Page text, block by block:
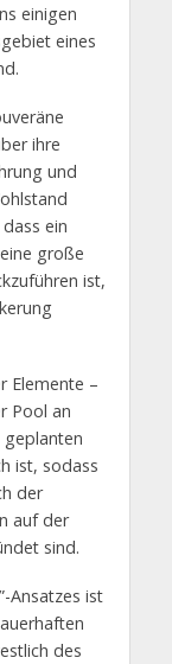
einigen
eines
ihre
und
ein
große
ist,
Elemente –
Pool an
ist, sodass
der
auf der
sind.
Ansatzes ist
des